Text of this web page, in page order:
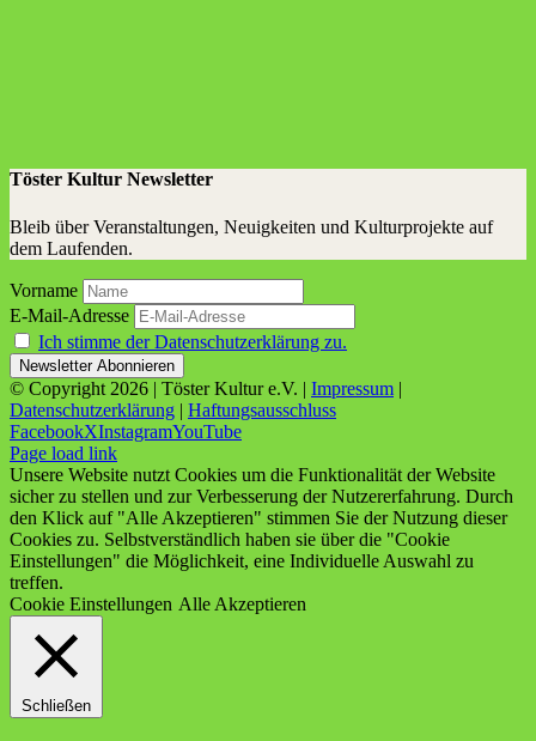
Töster Kultur Newsletter
Bleib über Veranstaltungen, Neuigkeiten und Kulturprojekte auf
dem Laufenden.
Vorname
E-Mail-Adresse
Ich stimme der Datenschutzerklärung zu.
© Copyright 2026 | Töster Kultur e.V. | Impressum |
Datenschutzerklärung | Haftungsausschluss
FacebookXInstagramYouTube
Page load link
Unsere Website nutzt Cookies um die Funktionalität der Website
sicher zu stellen und zur Verbesserung der Nutzererfahrung. Durch
den Klick auf "Alle Akzeptieren" stimmen Sie der Nutzung dieser
Cookies zu. Selbstverständlich haben sie über die "Cookie
Einstellungen" die Möglichkeit, eine Individuelle Auswahl zu
treffen.
Cookie Einstellungen Alle Akzeptieren
Schließen